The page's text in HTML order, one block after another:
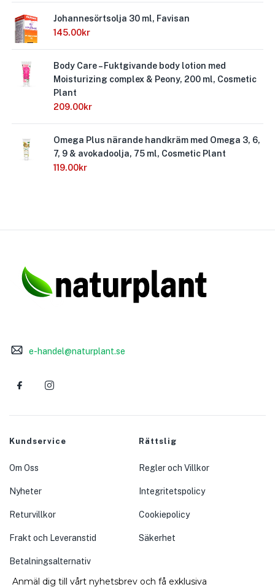
Johannesörtsolja 30 ml, Favisan
145.00kr
Body Care – Fuktgivande body lotion med
Moisturizing complex & Peony, 200 ml, Cosmetic
Plant
209.00kr
Omega Plus närande handkräm med Omega 3, 6,
7, 9 & avokadoolja, 75 ml, Cosmetic Plant
119.00kr
e-handel@naturplant.se
Kundservice
Om Oss
Nyheter
Returvillkor
Frakt och Leveranstid
Betalningsalternativ
Rättslig
Regler och Villkor
Integritetspolicy
Cookiepolicy
Säkerhet
Anmäl dig till vårt nyhetsbrev och få exklusiva